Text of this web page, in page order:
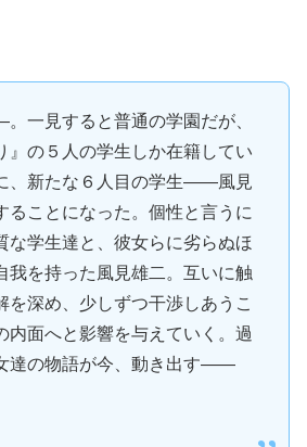
一見すると普通の学園だが、
』の５人の学生しか在籍してい
、新たな６人目の学生――風見
ことになった。個性と言うに
な学生達と、彼女らに劣らぬほ
我を持った風見雄二。互いに触
を深め、少しずつ干渉しあうこ
内面へと影響を与えていく。過
達の物語が今、動き出す――